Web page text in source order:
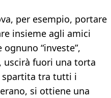
per esempio, portare
insieme agli amici
“investe”,
fuori una torta
spartita tra tutti i
si ottiene una